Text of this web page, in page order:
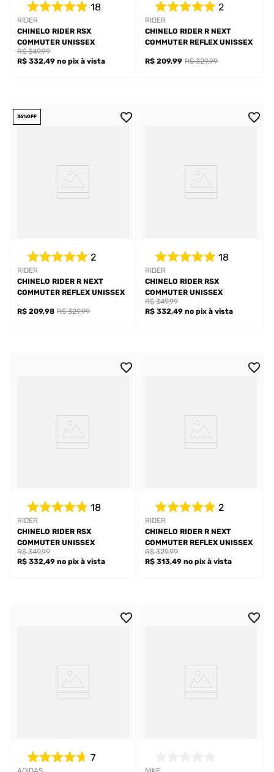
RIDER
18
CHINELO RIDER RSX
COMMUTER UNISSEX
R$ 332,49 no pix à vista
R$ 349,99
RIDER
2
CHINELO RIDER R NEXT
COMMUTER REFLEX UNISSEX
R$ 209,99 R$ 329,99
36%OFF
RIDER
2
CHINELO RIDER R NEXT
COMMUTER REFLEX UNISSEX
R$ 209,98 R$ 329,99
RIDER
18
CHINELO RIDER RSX
COMMUTER UNISSEX
R$ 332,49 no pix à vista
R$ 349,99
RIDER
18
CHINELO RIDER RSX
COMMUTER UNISSEX
R$ 332,49 no pix à vista
R$ 349,99
RIDER
2
CHINELO RIDER R NEXT
COMMUTER REFLEX UNISSEX
R$ 313,49 no pix à vista
R$ 329,99
7